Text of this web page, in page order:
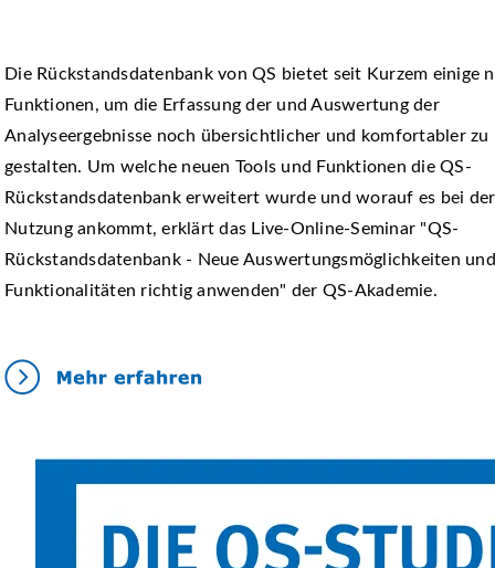
Die Rückstandsdatenbank von QS bietet seit Kurzem einige
Funktionen, um die Erfassung der und Auswertung der
Analyseergebnisse noch übersichtlicher und komfortabler zu
gestalten. Um welche neuen Tools und Funktionen die QS-
Rückstandsdatenbank erweitert wurde und worauf es bei
Nutzung ankommt, erklärt das Live-Online-Seminar "QS-
Rückstandsdatenbank - Neue Auswertungsmöglichkeiten und
Funktionalitäten richtig anwenden" der QS-Akademie.